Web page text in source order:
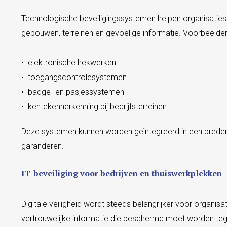
Technologische beveiligingssystemen helpen
gebouwen, terreinen en gevoelige informatie.
• elektronische hekwerken
• toegangscontrolesystemen
• badge- en pasjessystemen
• kentekenherkenning bij bedrijfsterreinen
Deze systemen kunnen worden geïntegreerd in een
garanderen.
IT-beveiliging voor bedrijven en thuiswerkplekken
Digitale veiligheid wordt steeds belangrijker voor
vertrouwelijke informatie die beschermd moet worden